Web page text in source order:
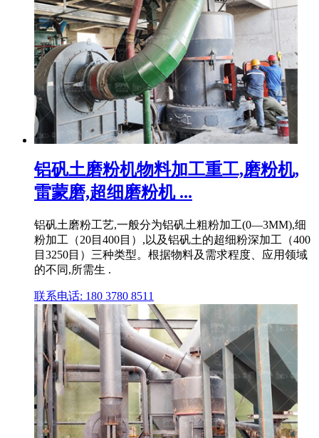
铝矾土磨粉机物料加工重工,磨粉机,
雷蒙磨,超细磨粉机 ...
铝矾土磨粉工艺,一般分为铝矾土粗粉加工(0—3MM),细
粉加工（20目400目）,以及铝矾土的超细粉深加工（400
目3250目）三种类型。根据物料及需求程度、应用领域
的不同,所需生 .
联系电话: 180 3780 8511